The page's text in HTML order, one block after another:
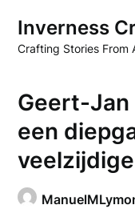
content
Inverness
Crafting Stories From
Geert-Jan
een